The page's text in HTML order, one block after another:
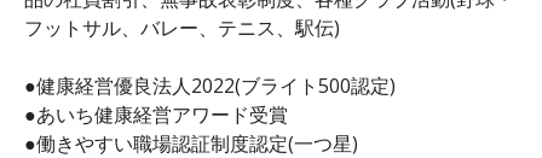
フットサル、バレー、テニス、駅伝)
●健康経営優良法人2022(ブライト500認定)
●あいち健康経営アワード受賞
●働きやすい職場認証制度認定(一つ星)